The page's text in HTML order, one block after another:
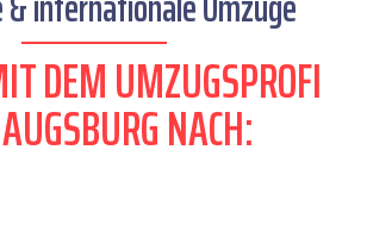
DEM UMZUGSPROFI
NACH: